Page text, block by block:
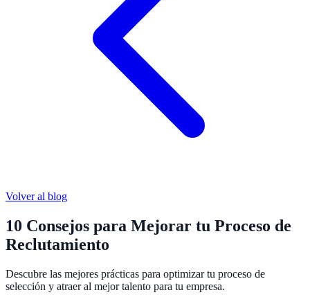
Volver al blog
10 Consejos para Mejorar tu Proceso de
Reclutamiento
Descubre las mejores prácticas para optimizar tu proceso de
selección y atraer al mejor talento para tu empresa.